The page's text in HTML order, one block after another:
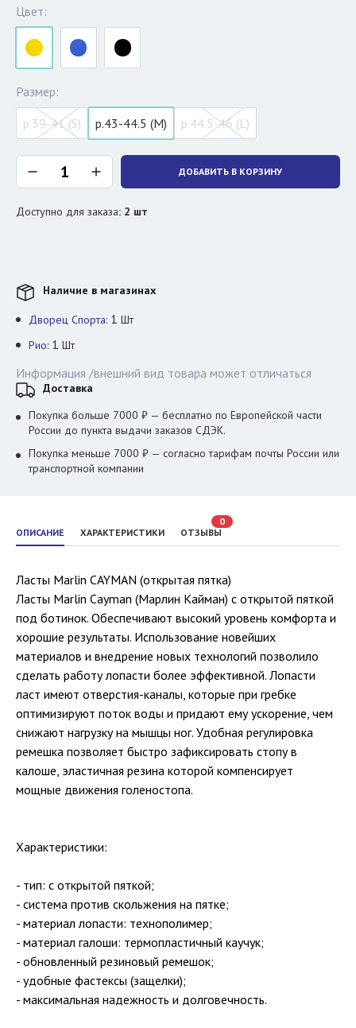
Цвет:
Размер:
р.39-41 (S)
р.43-44.5 (M) р.44.5-46 (L)
ДОБАВИТЬ В КОРЗИНУ
Доступно для заказа: 2 шт
ОПИСАНИЕ ХАРАКТЕРИСТИКИ ОТЗЫВЫ
0
Ласты Marlin CAYMAN (открытая пятка)
Ласты Marlin Cayman (Марлин Кайман) с открытой пяткой
под ботинок. Обеспечивают высокий уровень комфорта и
хорошие результаты. Использование новейших
материалов и внедрение новых технологий позволило
сделать работу лопасти более эффективной. Лопасти
ласт имеют отверстия-каналы, которые при гребке
оптимизируют поток воды и придают ему ускорение, чем
снижают нагрузку на мышцы ног. Удобная регулировка
ремешка позволяет быстро зафиксировать стопу в
калоше, эластичная резина которой компенсирует
мощные движения голеностопа.
Характеристики:
- тип: с открытой пяткой;
- система против скольжения на пятке;
- материал лопасти: технополимер;
- материал галоши: термопластичный каучук;
- обновленный резиновый ремешок;
- удобные фастексы (защелки);
- максимальная надежность и долговечность.
Наличие в магазинах
Дворец Спорта: 1 Шт
Рио: 1 Шт
Информация /внешний вид товара может отличаться
Доставка
Покупка больше 7000 ₽ — бесплатно по Европейской части
России до пункта выдачи заказов СДЭК.
Покупка меньше 7000 ₽ — согласно тарифам почты России или
транспортной компании